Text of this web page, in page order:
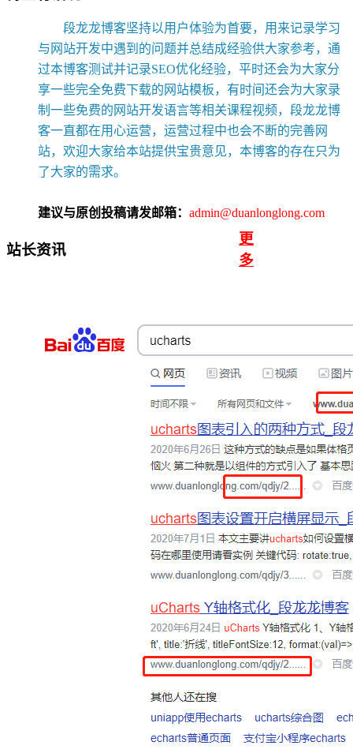
段龙龙博客坚持以用户体验为首要，用来记录学习
与网站开发中遇到的问题并总结成经验供大家参考，通
过本博客测试并记录SEO优化经验，平时还会为大家分
享一些完全免费下载的网站模板，有时间还会为大家录
制一些免费的网站开发语言等相关课程视频，段龙龙博
客一直都在用心运营，运营过程中也会不断的完善网
站，欢迎大家给本站提供宝贵意见，本博客的存在只为
了大家的需求。
建议与原创投稿请发邮箱： admin@duanlonglong.com
站长资讯
更
多